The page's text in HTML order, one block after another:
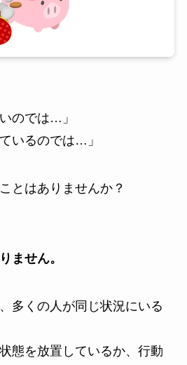
のでは…」
いるのでは…」
とはありませんか？
ません。
多くの人が同じ状況にいる
態を放置しているか、行動